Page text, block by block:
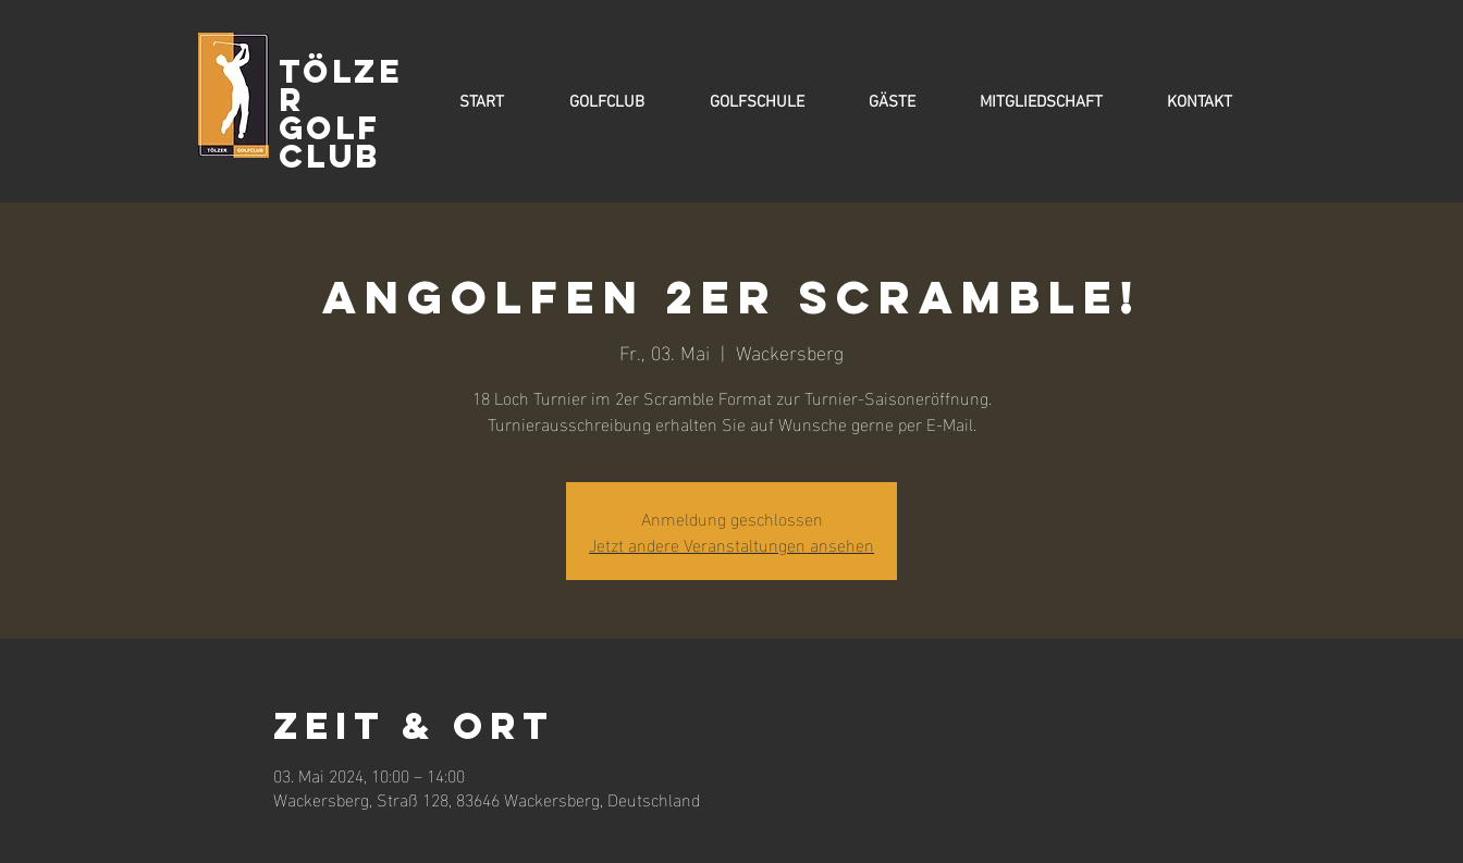
Tölze
r
Golf
Club
START GOLFCLUB GOLFSCHULE GÄSTE MITGLIEDSCHAFT KONTAKT
Angolfen 2er Scramble!
Fr., 03. Mai
  |
Wackersberg
18 Loch Turnier im 2er Scramble Format zur Turnier-Saisoneröffnung.
Anmeldung geschlossen
Jetzt andere Veranstaltungen ansehen
Zeit & Ort
03. Mai 2024, 10:00 – 14:00
Wackersberg, Straß 128, 83646 Wackersberg, Deutschland